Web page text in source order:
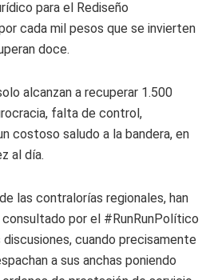
para el Rediseño
cada mil pesos que se invierten
doce.
alcanzan a recuperar 1.500
falta de control,
costoso saludo a la bandera, en
al día.
las contralorías regionales, han
por el #RunRunPolítico
cuando precisamente
a sus anchas poniendo